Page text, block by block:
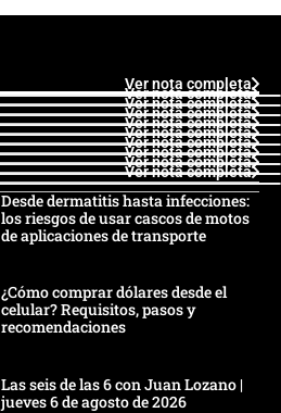
Ver nota completa
Ver nota completa
Ver nota completa
Ver nota completa
Ver nota completa
Ver nota completa
Ver nota completa
Ver nota completa
Ver nota completa
Ver nota completa
Desde dermatitis hasta infecciones:
los riesgos de usar cascos de motos
de aplicaciones de transporte
¿Cómo comprar dólares desde el
celular? Requisitos, pasos y
recomendaciones
Las seis de las 6 con Juan Lozano |
jueves 6 de agosto de 2026